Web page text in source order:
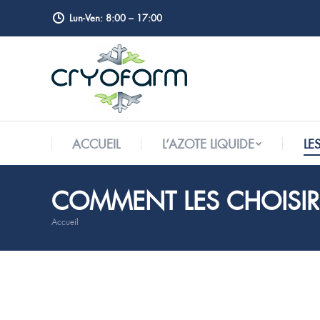
Lun-Ven: 8:00 – 17:00
ACCUEIL L’AZOTE LIQUIDE
COMMENT LES CHOISIR
Vous êtes ici :
Accueil
ACCUEIL